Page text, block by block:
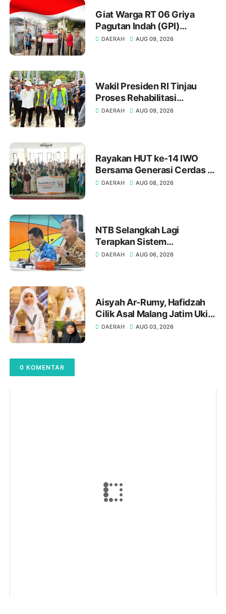
Giat Warga RT 06 Griya
Pagutan Indah (GPI)
Mataram Menyambut HUT RI
DAERAH AUG 09, 2026
Wakil Presiden RI Tinjau
Proses Rehabilitasi
Jembatan Lumut, Dorong
DAERAH AUG 09, 2026
Rayakan HUT ke-14 IWO
Bersama Generasi Cerdas di
SD Muhammadiyah 16 Bukit
DAERAH AUG 08, 2026
NTB Selangkah Lagi
Terapkan Sistem
Manajemen Talenta ASN
DAERAH AUG 06, 2026
Aisyah Ar-Rumy, Hafidzah
Cilik Asal Malang Jatim Ukir
Prestasi di Dubai
DAERAH AUG 03, 2026
0 KOMENTAR